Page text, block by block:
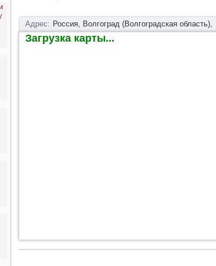
Адрес: Россия, Волгоград (Волгоградская область),
Загрузка карты...